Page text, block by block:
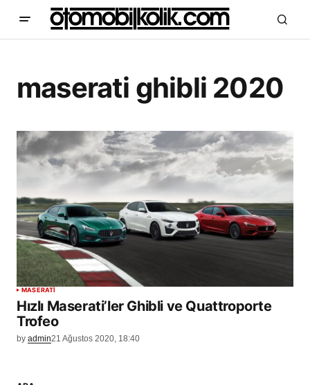
maserati ghibli 2020
MASERATI
Hızlı Maserati’ler Ghibli ve Quattroporte
Trofeo
by admin21 Ağustos 2020, 18:40